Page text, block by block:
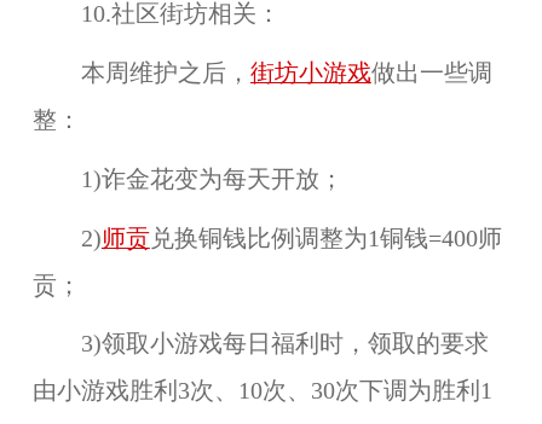
10.社区街坊相关：
本周维护之后， 街坊小游戏做出一些调
整：
1)诈金花变为每天开放；
2)师贡兑换铜钱比例调整为1铜钱=400师
贡；
3)领取小游戏每日福利 时，领取的要求
由小游戏胜利3次、10次、30次下调为胜利 1